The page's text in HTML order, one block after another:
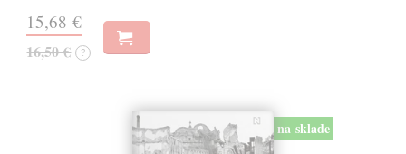
15,68 €
16,50 € ?
na sklade